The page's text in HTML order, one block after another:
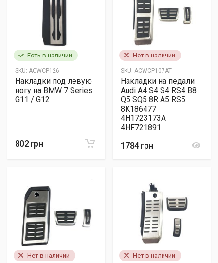
Есть в наличии
SKU: ACWCP126
Накладки под левую
ногу на BMW 7 Series
G11 / G12
802 грн
Нет в наличии
SKU: ACWCP107AT
Накладки на педали
Audi A4 S4 S4 RS4 B8
Q5 SQ5 8R A5 RS5
8K186477
4H1723173A
4HF721891
1784 грн
Нет в наличии Нет в наличии